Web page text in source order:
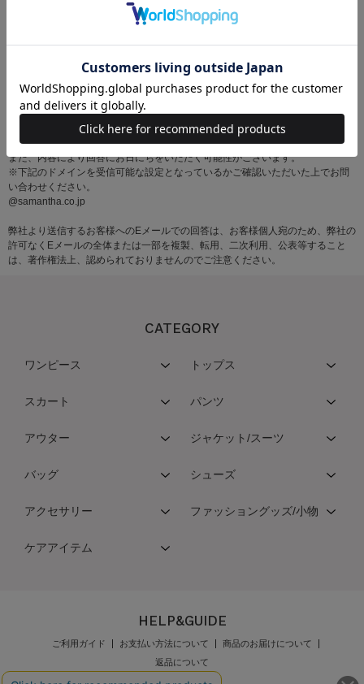
※お問い合わせはサマンサタバサグループカスタマーセンター営業時間内に順
次対応いたします。
土・日・祝日にいただいたメールにつきましては、翌営業日以降にご返信いた
しますので あらかじめご了承ください。
また、内容により回答にお日にちをいただく可能性がございます。
※下記のドメインを受信可能な設定となっているかご確認いただいた上でお問
い合わせください。
@samantha.co.jp
弊社より送信するお客様へのEメールでの回答は、お客様個人宛のため、弊社の
許可なくEメールの全体または一部を複製、転用、二次利用、公表等すること
は、著作権法上、認められておりませんのでご注意ください。
CATEGORY
ワンピース トップス
スカート パンツ
アウター ジャケット/スーツ
バッグ シューズ
アクセサリー ファッショングッズ/小物
ケアアイテム
HELP&GUIDE
ご利用ガイド お支払い方法について
商品のお届けについて
返品について